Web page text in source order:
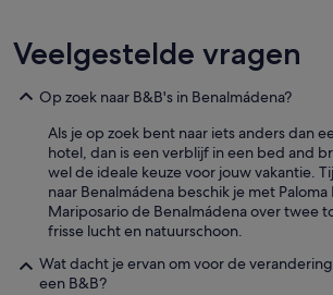
Veelgestelde vragen
Op zoek naar B&B's in Benalmádena?
Als je op zoek bent naar iets anders dan
hotel, dan is een verblijf in een bed and
wel de ideale keuze voor jouw vakantie.
naar Benalmádena beschik je met Paloma
Mariposario de Benalmádena over twee
frisse lucht en natuurschoon.
Wat dacht je ervan om voor de
een B&B?